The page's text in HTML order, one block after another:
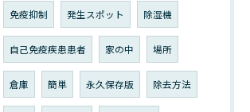
免疫抑制 発生スポット 除湿機
自己免疫疾患患者 家の中 場所
倉庫 簡単 永久保存版 除去方法